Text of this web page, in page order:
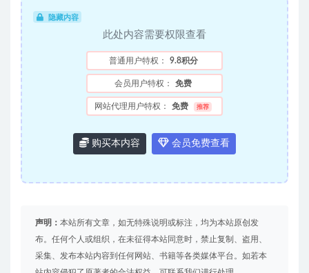
隐藏内容
此处内容需要权限查看
普通用户特权： 9.8积分
会员用户特权： 免费
网站代理用户特权： 免费 推荐
购买本内容 会员免费查看
声明： 本站所有文章，如无特殊说明或标注，均为本站原创发
布。任何个人或组织，在未征得本站同意时，禁止复制、盗用、
采集、发布本站内容到任何网站、书籍等各类媒体平台。如若本